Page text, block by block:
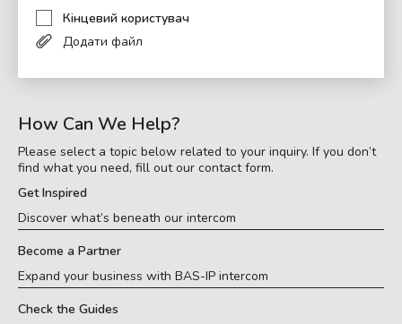
Кінцевий користувач
Додати файл
How Can We Help?
Please select a topic below related to your inquiry. If you don’t
find what you need, fill out our contact form.
Get Inspired
Discover what’s beneath our intercom
Become a Partner
Expand your business with BAS-IP intercom
Check the Guides